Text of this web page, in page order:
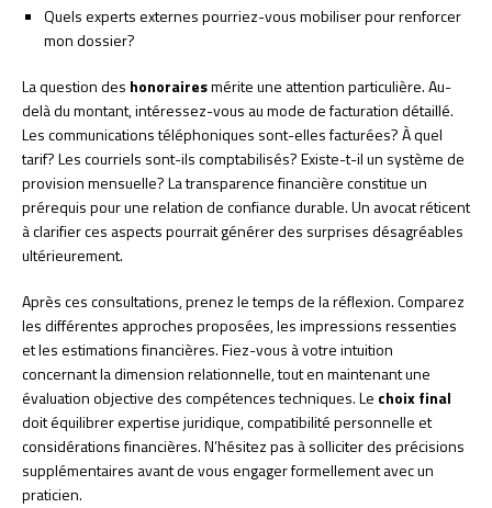
Quels experts externes pourriez-vous mobiliser pour renforcer
mon dossier?
La question des honorairesmérite une attention particulière. Au-
delà du montant, intéressez-vous au mode de facturation détaillé.
Les communications téléphoniques sont-elles facturées? À quel
tarif? Les courriels sont-ils comptabilisés? Existe-t-il un système de
provision mensuelle? La transparence financière constitue un
prérequis pour une relation de confiance durable. Un avocat réticent
à clarifier ces aspects pourrait générer des surprises désagréables
ultérieurement.
Après ces consultations, prenez le temps de la réflexion. Comparez
les différentes approches proposées, les impressions ressenties
et les estimations financières. Fiez-vous à votre intuition
concernant la dimension relationnelle, tout en maintenant une
évaluation objective des compétences techniques. Le choix final
doit équilibrer expertise juridique, compatibilité personnelle et
considérations financières. N’hésitez pas à solliciter des précisions
supplémentaires avant de vous engager formellement avec un
praticien.